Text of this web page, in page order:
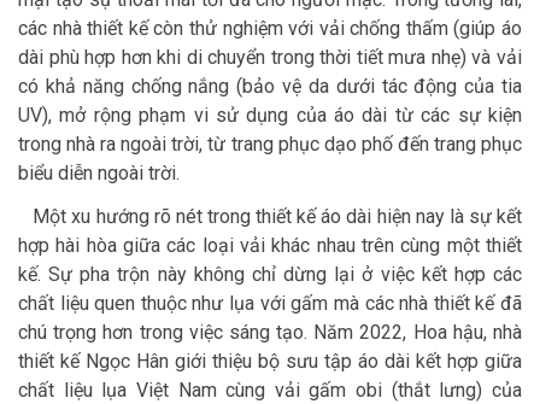
các nhà thiết kế còn thử nghiệm với vải chống thấm (giúp áo
dài phù hợp hơn khi di chuyển trong thời tiết mưa nhẹ) và vải
có khả năng chống nắng (bảo vệ da dưới tác động của tia
UV), mở rộng phạm vi sử dụng của áo dài từ các sự kiện
trong nhà ra ngoài trời, từ trang phục dạo phố đến trang phục
biểu diễn ngoài trời.
Một xu hướng rõ nét trong thiết kế áo dài hiện nay là sự kết
hợp hài hòa giữa các loại vải khác nhau trên cùng một thiết
kế. Sự pha trộn này không chỉ dừng lại ở việc kết hợp các
chất liệu quen thuộc như lụa với gấm mà các nhà thiết kế đã
chú trọng hơn trong việc sáng tạo. Năm 2022, Hoa hậu, nhà
thiết kế Ngọc Hân giới thiệu bộ sưu tập áo dài kết hợp giữa
chất liệu lụa Việt Nam cùng vải gấm obi (thắt lưng) của